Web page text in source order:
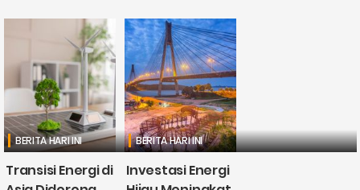
BERITA HARI INI
Transisi Energi di
BERITA HARI INI
Investasi Energi